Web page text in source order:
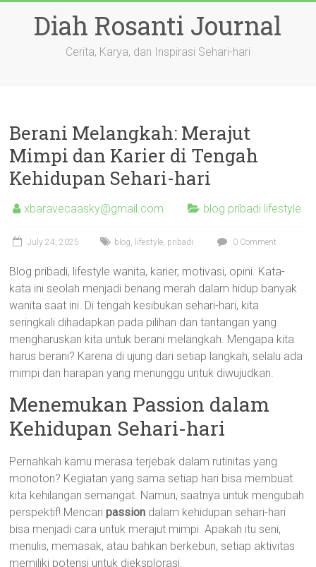
contentDiah Rosanti Journal
Cerita, Karya, dan Inspirasi Sehari-hari
Berani Melangkah: Merajut
Mimpi dan Karier di Tengah
Kehidupan Sehari-hari
xbaravecaasky@gmail.com blog pribadi lifestyle
July 24, 2025 blog, lifestyle, pribadi 0 Comment
Blog pribadi, lifestyle wanita, karier, motivasi, opini. Kata-
kata ini seolah menjadi benang merah dalam hidup banyak
wanita saat ini. Di tengah kesibukan sehari-hari, kita
seringkali dihadapkan pada pilihan dan tantangan yang
mengharuskan kita untuk berani melangkah. Mengapa kita
harus berani? Karena di ujung dari setiap langkah, selalu ada
mimpi dan harapan yang menunggu untuk diwujudkan.
Menemukan Passion dalam
Kehidupan Sehari-hari
Pernahkah kamu merasa terjebak dalam rutinitas yang
monoton? Kegiatan yang sama setiap hari bisa membuat
kita kehilangan semangat. Namun, saatnya untuk mengubah
perspektif! Mencaripassion dalam kehidupan sehari-hari
bisa menjadi cara untuk merajut mimpi. Apakah itu seni,
menulis, memasak, atau bahkan berkebun, setiap aktivitas
memiliki potensi untuk dieksplorasi.